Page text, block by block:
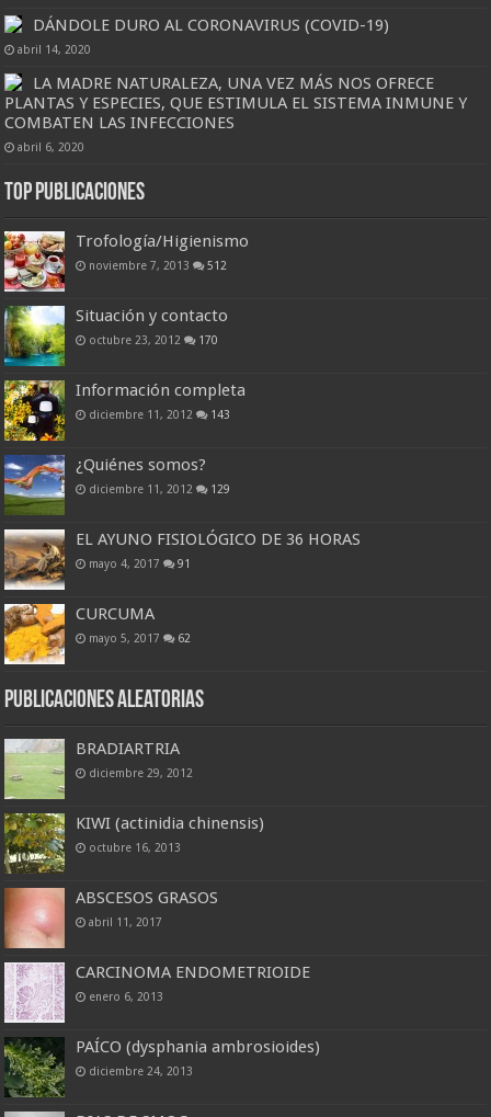
DÁNDOLE DURO AL CORONAVIRUS (COVID-19)
abril 14, 2020
LA MADRE NATURALEZA, UNA VEZ MÁS NOS OFRECE
PLANTAS Y ESPECIES, QUE ESTIMULA EL SISTEMA INMUNE Y
COMBATEN LAS INFECCIONES
abril 6, 2020
Top Publicaciones
Trofología/Higienismo
noviembre 7, 2013 512
Situación y contacto
octubre 23, 2012 170
Información completa
diciembre 11, 2012 143
¿Quiénes somos?
diciembre 11, 2012 129
EL AYUNO FISIOLÓGICO DE 36 HORAS
mayo 4, 2017 91
CURCUMA
mayo 5, 2017 62
Publicaciones Aleatorias
BRADIARTRIA
diciembre 29, 2012
KIWI (actinidia chinensis)
octubre 16, 2013
ABSCESOS GRASOS
abril 11, 2017
CARCINOMA ENDOMETRIOIDE
enero 6, 2013
PAÍCO (dysphania ambrosioides)
diciembre 24, 2013